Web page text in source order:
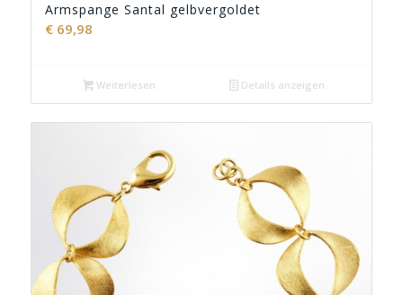
Armspange Santal gelbvergoldet
€69,98
Weiterlesen Details anzeigen